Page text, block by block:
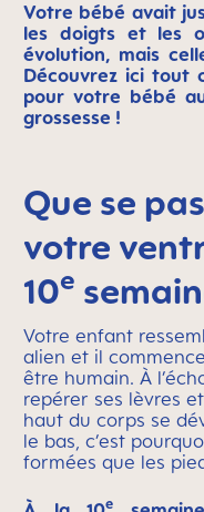
Votre bébé avait
les doigts et les
évolution, mais
Découvrez ici tout
pour votre bébé
grossesse !
Que se
votre
10e
Votre enfant
alien et il
être humain. À
repérer ses lèvres
haut du corps se
le bas, c’est
formées que les
e